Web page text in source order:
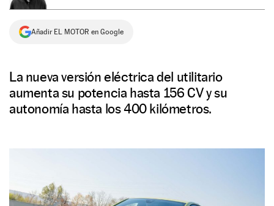
Añadir EL MOTOR en Google
La nueva versión eléctrica del utilitario
aumenta su potencia hasta 156 CV y su
autonomía hasta los 400 kilómetros.